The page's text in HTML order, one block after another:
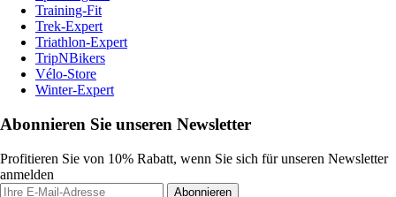
Training-Fit
Trek-Expert
Triathlon-Expert
TripNBikers
Vélo-Store
Winter-Expert
Abonnieren Sie unseren Newsletter
Profitieren Sie von 10% Rabatt, wenn Sie sich für unseren Newsletter
anmelden
Abonnieren